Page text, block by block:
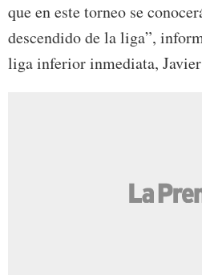
que en este torneo se
descendido de la liga”,
liga inferior inmediata,